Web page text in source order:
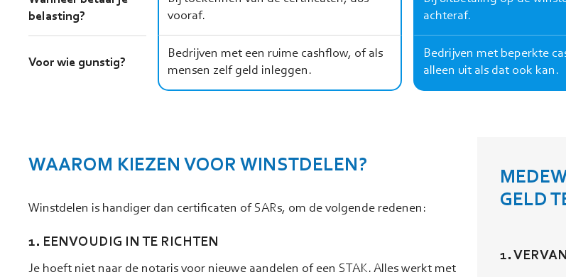
belasting?
vooraf.
achteraf.
Voor wie gunstig?
Bedrijven met een ruime cashflow, of als
mensen zelf geld inleggen.
Bedrijven met beperkte
alleen uit als dat ook kan.
WAAROM KIEZEN VOOR WINSTDELEN?
Winstdelen is handiger dan certificaten of SARs, om de volgende redenen:
1. EENVOUDIG IN TE RICHTEN
Je hoeft niet naar de notaris voor nieuwe aandelen of een STAK. Alles werkt met
GELD
1.